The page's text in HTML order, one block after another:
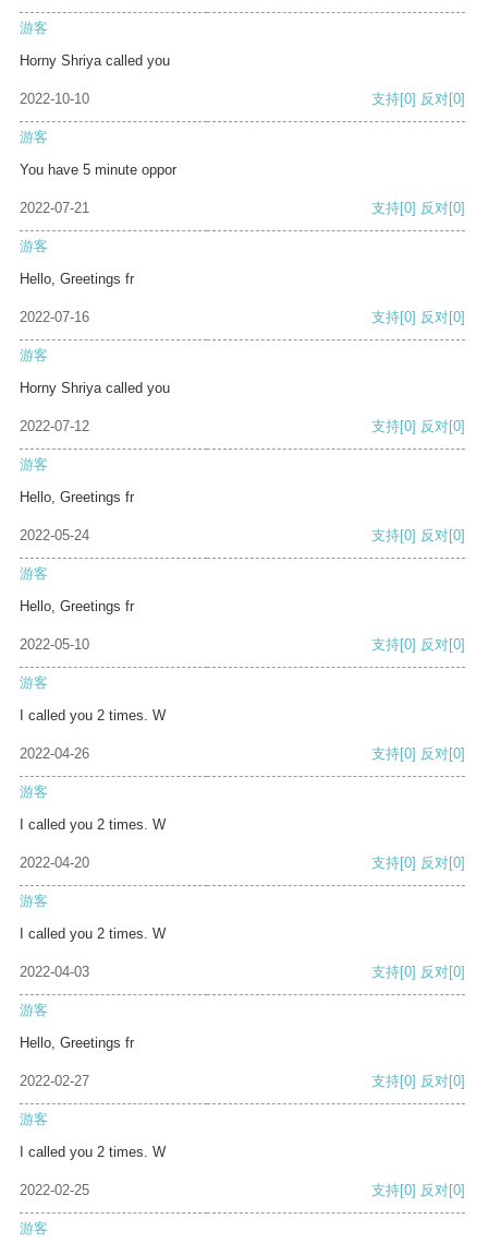
游客
Horny Shriya called you
2022-10-10 支持[0] 反对[0]
游客
You have 5 minute oppor
2022-07-21 支持[0] 反对[0]
游客
Hello, Greetings fr
2022-07-16 支持[0] 反对[0]
游客
Horny Shriya called you
2022-07-12 支持[0] 反对[0]
游客
Hello, Greetings fr
2022-05-24 支持[0] 反对[0]
游客
Hello, Greetings fr
2022-05-10 支持[0] 反对[0]
游客
I called you 2 times. W
2022-04-26 支持[0] 反对[0]
游客
I called you 2 times. W
2022-04-20 支持[0] 反对[0]
游客
I called you 2 times. W
2022-04-03 支持[0] 反对[0]
游客
Hello, Greetings fr
2022-02-27 支持[0] 反对[0]
游客
I called you 2 times. W
2022-02-25 支持[0] 反对[0]
游客